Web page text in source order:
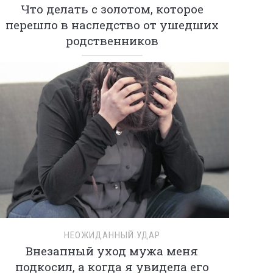
Что делать с золотом, которое
перешло в наследство от ушедших
родственников
НЕОЖИДАННЫЙ УДАР
Внезапный уход мужа меня
подкосил, а когда я увидела его